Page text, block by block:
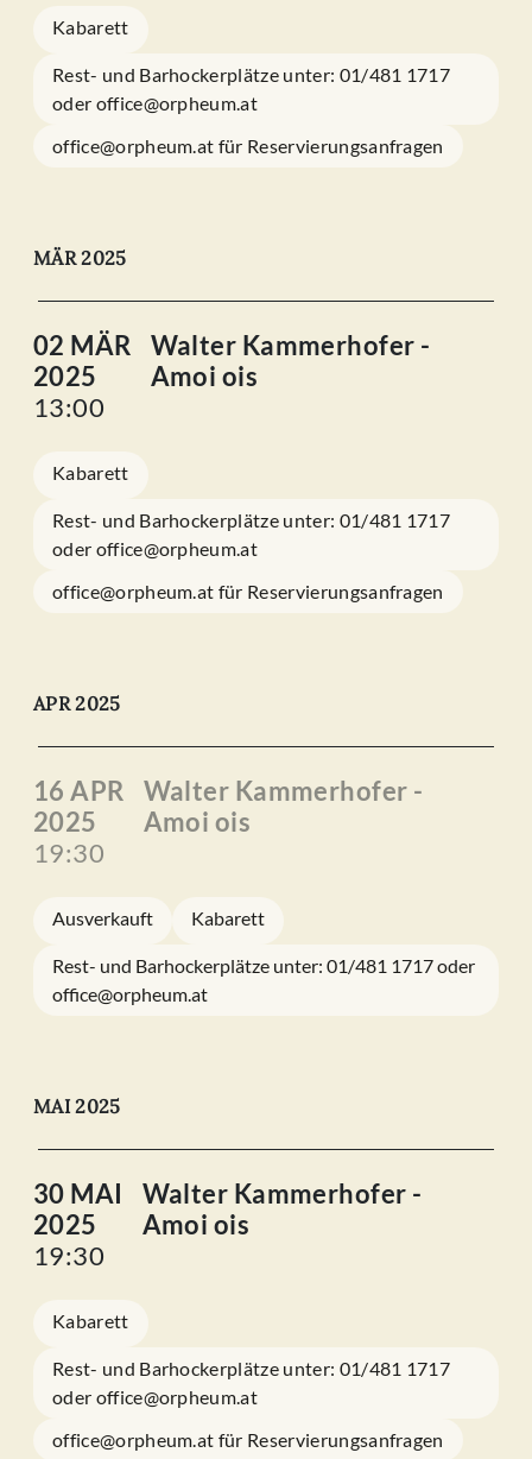
Kabarett
Rest- und Barhockerplätze unter: 01/481 1717
oder office@orpheum.at
office@orpheum.at für Reservierungsanfragen
MÄR 2025
02 MÄR
2025
13:00
Walter Kammerhofer -
Amoi ois
Kabarett
Rest- und Barhockerplätze unter: 01/481 1717
oder office@orpheum.at
office@orpheum.at für Reservierungsanfragen
APR 2025
16 APR
2025
19:30
Walter Kammerhofer -
Amoi ois
Ausverkauft Kabarett
Rest- und Barhockerplätze unter: 01/481 1717 oder
office@orpheum.at
MAI 2025
30 MAI
2025
19:30
Walter Kammerhofer -
Amoi ois
Kabarett
Rest- und Barhockerplätze unter: 01/481 1717
oder office@orpheum.at
office@orpheum.at für Reservierungsanfragen